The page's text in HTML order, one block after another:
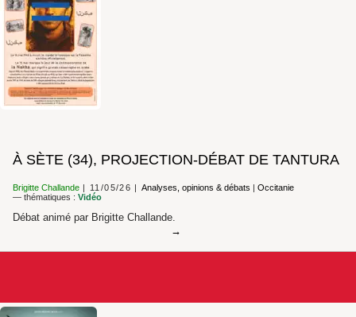
À SÈTE (34), PROJECTION-DÉBAT DE TANTURA
Brigitte Challande 11/05/26 Analyses, opinions & débats |Occitanie
— thématiques : Vidéo
Débat animé par Brigitte Challande.